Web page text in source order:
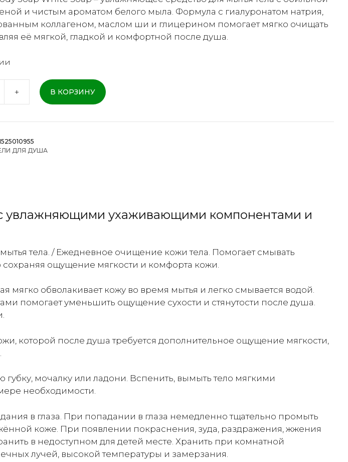
и чистым ароматом белого мыла. Формула с гиалуронатом натрия,
коллагеном, маслом ши и глицерином помогает мягко очищать
её мягкой, гладкой и комфортной после душа.
+ В КОРЗИНУ
ДЛЯ ДУША
увлажняющими ухаживающими компонентами и
тела. / Ежедневное очищение кожи тела. Помогает смывать
ощущение мягкости и комфорта кожи.
мягко обволакивает кожу во время мытья и легко смывается водой.
уменьшить ощущение сухости и стянутости после душа.
которой после душа требуется дополнительное ощущение мягкости,
мочалку или ладони. Вспенить, вымыть тело мягкими
необходимости.
в глаза. При попадании в глаза немедленно тщательно промыть
коже. При появлении покраснения, зуда, раздражения, жжения
в недоступном для детей месте. Хранить при комнатной
лучей, высокой температуры и замерзания.